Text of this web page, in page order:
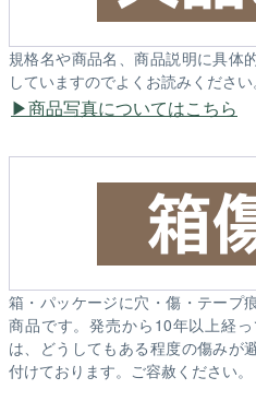
規格名や商品名、商品説明に具体
していますのでよくお読みください
商品写真についてはこちら
箱・パッケージに穴・傷・テープ
商品です。発売から10年以上経
は、どうしてもある程度の傷みが
付けております。ご容赦ください。